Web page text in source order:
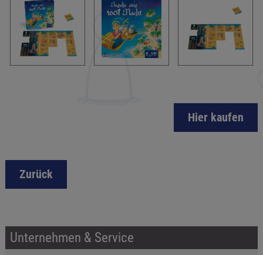
Hier kaufen
Zurück
Unternehmen & Service